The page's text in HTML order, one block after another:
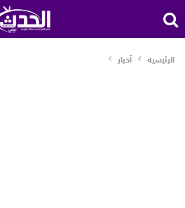
الرئيسية أخبار